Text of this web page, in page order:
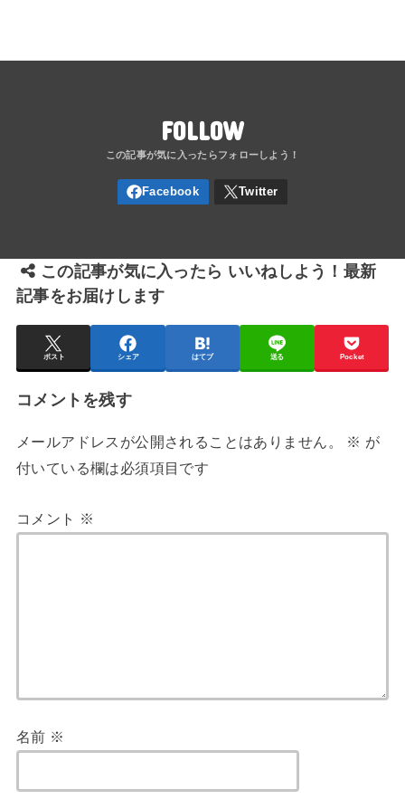
FOLLOW
この記事が気に入ったら いいねしよう！最新
記事をお届けします
ポスト シェア はてブ 送る Pocket
コメントを残す
メールアドレスが公開されることはありません。 ※ が
付いている欄は必須項目です
コメント ※
名前 ※